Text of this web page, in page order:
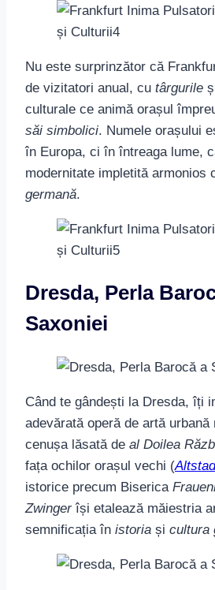
Nu este surprinzător că
de vizitatori anual, cu târgurile
culturale ce animă orașul
săi simbolici. Numele orașului
în Europa, ci în întreaga lume,
modernitate impletită armonios
germană.
Dresda, Perla
Saxoniei
Când te gândești la Dresda, îți
adevărată operă de artă urbană
cenușa lăsată de al Doilea
fața ochilor orașul vechi (
istorice precum Biserica
Zwingerîși etalează măiestria
semnificația în istoria și cultura